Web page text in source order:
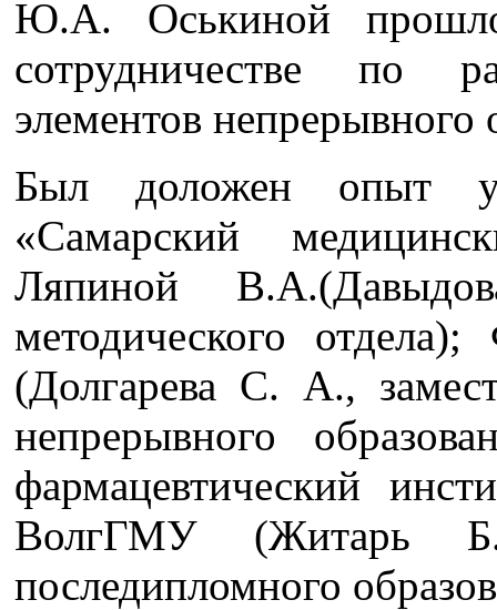
Ю.А. Оськиной
сотрудничестве по
элементов непрерывного
Был доложен опыт
«Самарский
Ляпиной
методического
(Долгарева С. А.,
непрерывного
фармацевтический
ВолгГМУ (Житарь
последипломного